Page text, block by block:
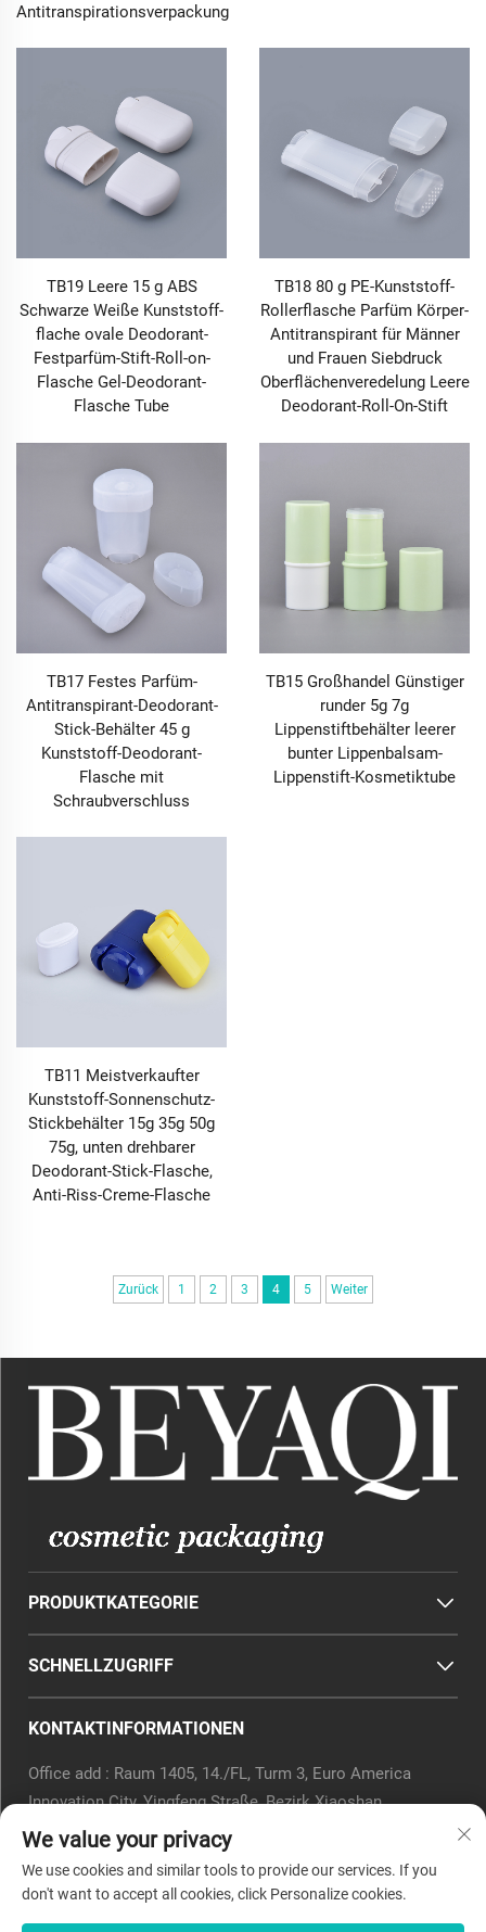
Antitranspirationsverpackung
TB19 Leere 15 g ABS
Schwarze Weiße Kunststoff-
flache ovale Deodorant-
Festparfüm-Stift-Roll-on-
Flasche Gel-Deodorant-
Flasche Tube
TB18 80 g PE-Kunststoff-
Rollerflasche Parfüm Körper-
Antitranspirant für Männer
und Frauen Siebdruck
Oberflächenveredelung Leere
Deodorant-Roll-On-Stift
TB17 Festes Parfüm-
Antitranspirant-Deodorant-
Stick-Behälter 45 g
Kunststoff-Deodorant-
Flasche mit
Schraubverschluss
TB15 Großhandel Günstiger
runder 5g 7g
Lippenstiftbehälter leerer
bunter Lippenbalsam-
Lippenstift-Kosmetiktube
TB11 Meistverkaufter
Kunststoff-Sonnenschutz-
Stickbehälter 15g 35g 50g
75g, unten drehbarer
Deodorant-Stick-Flasche,
Anti-Riss-Creme-Flasche
Zurück 1 2 3 4 5 Weiter
PRODUKTKATEGORIE
SCHNELLZUGRIFF
KONTAKTINFORMATIONEN
Office add : Raum 1405, 14./FL, Turm 3, Euro America
Innovation City, Yingfeng Straße, Bezirk Xiaoshan,
Hangzhou, Provinz Zhejiang, China.
[email protected]
Tel.:0571-82266375
We value your privacy
We use cookies and similar tools to provide our services. If you
don't want to accept all cookies, click Personalize cookies.